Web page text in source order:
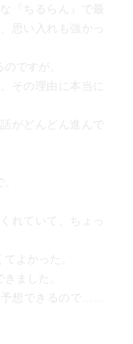
『ちるらん』で最
思い入れも強かっ
ですが。
その理由に本当に
がどんどん進んで
れていて、ちょっ
よかった。
ました。
想できるので……